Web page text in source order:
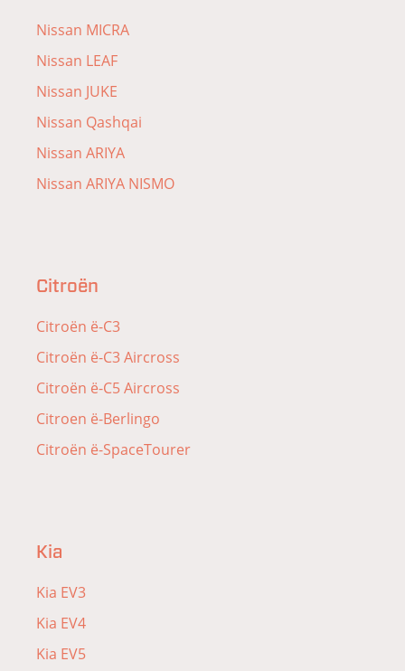
Nissan MICRA
Nissan LEAF
Nissan JUKE
Nissan Qashqai
Nissan ARIYA
Nissan ARIYA NISMO
Citroën
Citroën ë-C3
Citroën ë-C3 Aircross
Citroën ë-C5 Aircross
Citroen ë-Berlingo
Citroën ë-SpaceTourer
Kia
Kia EV3
Kia EV4
Kia EV5